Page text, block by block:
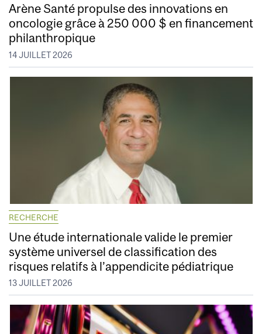
Arène Santé propulse des innovations en
oncologie grâce à 250 000 $ en financement
philanthropique
14 JUILLET 2026
RECHERCHE
Une étude internationale valide le premier
système universel de classification des
risques relatifs à l’appendicite pédiatrique
13 JUILLET 2026